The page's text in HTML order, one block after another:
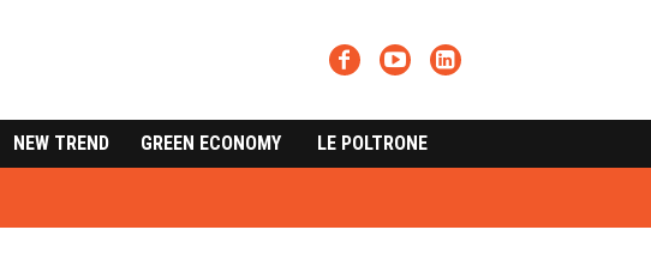
NEW TREND GREEN ECONOMY LE POLTRONE